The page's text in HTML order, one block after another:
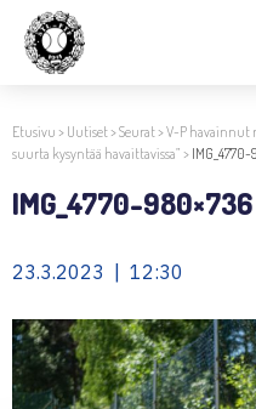
Etusivu > Uutiset>Seurat>V-P havainnut
suurta kysyntää havaittavissa” > IMG_4770-
IMG_4770-980×736
23.3.2023 | 12:30